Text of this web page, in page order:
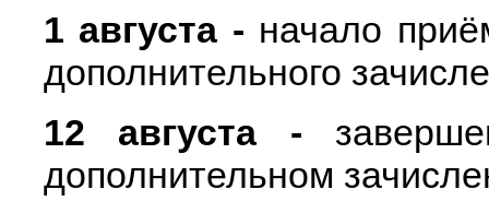
1 августа - начало
дополнительного
12 августа -
дополнительном